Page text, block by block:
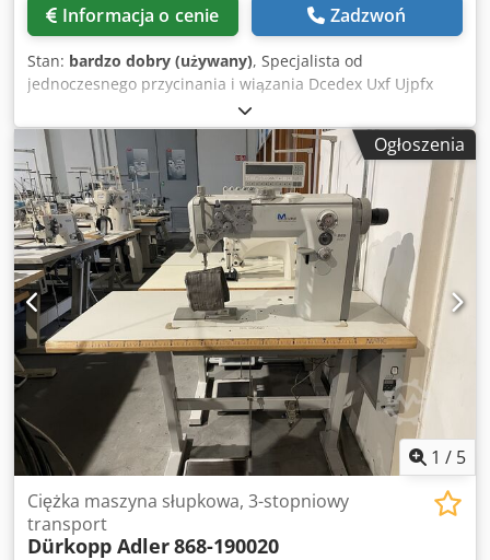
Informacja o cenie Zadzwoń
Stan: bardzo dobry (używany), Specjalista od
jednoczesnego przycinania i wiązania Dcedex Uxf Ujpfx
Ogłoszenia
1 / 5
Ciężka maszyna słupkowa, 3-stopniowy
transport
Dürkopp Adler868-190020